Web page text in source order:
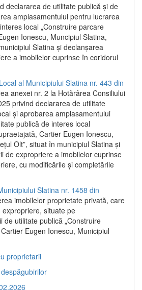
declararea de utilitate publică și de
amplasamentului pentru lucrarea
local „Construire parcare
Ionescu, Muncipiul Slatina,
Slatina și declanșarea
a imobilelor cuprinse în coridorul
al Municipiului Slatina nr. 443 din
anexei nr. 2 la Hotărârea Consiliului
privind declararea de utilitate
şi aprobarea amplasamentului
publică de interes local
Cartier Eugen Ionescu,
Olt”, situat în municipiul Slatina şi
de expropriere a imobilelor cuprinse
cu modificările şi completările
Slatina nr. 1458 din
imobilelor proprietate privată, care
situate pe
de utilitate publică „Construire
Eugen Ionescu, Municipiul
proprietarii